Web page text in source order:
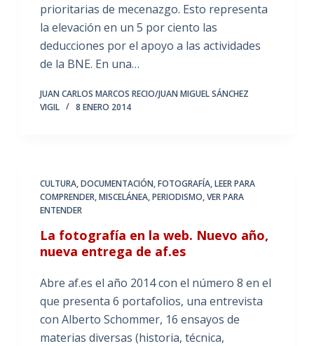
prioritarias de mecenazgo. Esto representa
la elevación en un 5 por ciento las
deducciones por el apoyo a las actividades
de la BNE. En una…
JUAN CARLOS MARCOS RECIO/JUAN MIGUEL SÁNCHEZ
VIGIL
8 ENERO 2014
CULTURA,DOCUMENTACIÓN,FOTOGRAFÍA,LEER PARA
COMPRENDER,MISCELÁNEA,PERIODISMO,VER PARA
ENTENDER
La fotografía en la web. Nuevo año,
nueva entrega de af.es
Abre af.es el año 2014 con el número 8 en el
que presenta 6 portafolios, una entrevista
con Alberto Schommer, 16 ensayos de
materias diversas (historia, técnica,